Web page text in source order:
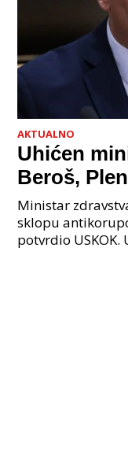
AKTUALNO
Uhićen
Beroš,
Istraga
Ministar
sklopu
potvrdio